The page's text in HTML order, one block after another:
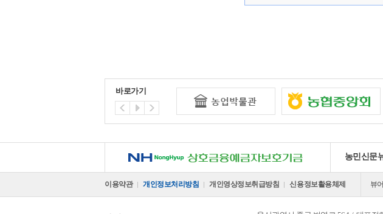
라. 회사는 다음 각 호의 1에 해당
자. 사회의 안녕질서 또는 미풍양속
차. 기타 회사가 정한 이용신청요건
[제 9 조 (회사의 의무)]
① 회사는 서비스 제공과 관련해서 알
법 등 법률의 규정에 의해 국가기관
바로가기
NH 상호금융예금자보호기금 농민신문
이용약관 개인정보처리방침 개인영상정보취급방침 신용정보활용체제 뷰